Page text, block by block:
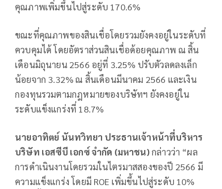
คุณภาพเพิ่มขึ้นไปสู่ระดับ 170.6%
ขณะที่คุณภาพของสินเชื่อโดยรวมยังคงอยู่ในระดับที่
ควบคุมได้ โดยอัตราส่วนสินเชื่อด้อยคุณภาพ ณ สิ้น
เดือนมิถุนายน 2566 อยู่ที่ 3.25% ปรับตัวลดลงเล็ก
น้อยจาก 3.32% ณ สิ้นเดือนมีนาคม 2566 และเงิน
กองทุนรวมตามกฎหมายของบริษัทฯ ยังคงอยู่ใน
ระดับแข็งแกร่งที่ 18.7%
นายอาทิตย์ นันทวิทยา ประธานเจ้าหน้าที่บริหาร
บริษัท เอสซีบี เอกซ์ จำกัด (มหาชน)กล่าวว่า “ผล
การดำเนินงานโดยรวมในไตรมาสสองของปี 2566 มี
ความแข็งแกร่ง โดยมี ROE เพิ่มขึ้นไปสู่ระดับ 10%